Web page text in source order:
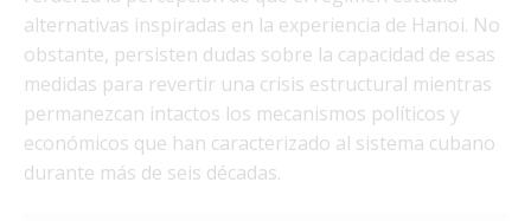
alternativas inspiradas en la experiencia de Hanoi. No
obstante, persisten dudas sobre la capacidad de esas
medidas para revertir una crisis estructural mientras
permanezcan intactos los mecanismos políticos y
económicos que han caracterizado al sistema cubano
durante más de seis décadas.